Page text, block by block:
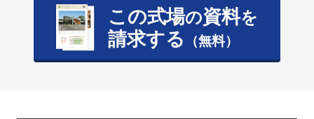
この式場の資料を
請求する （無料）